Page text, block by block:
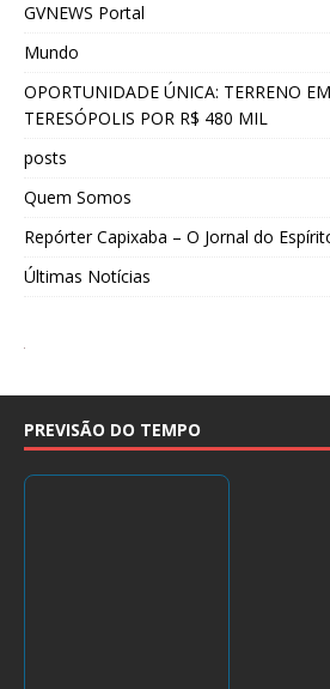
GVNEWS Portal
Mundo
OPORTUNIDADE ÚNICA: TERRENO
TERESÓPOLIS POR R$ 480 MIL
posts
Quem Somos
Repórter Capixaba – O Jornal do
Últimas Notícias
PREVISÃO DO TEMPO